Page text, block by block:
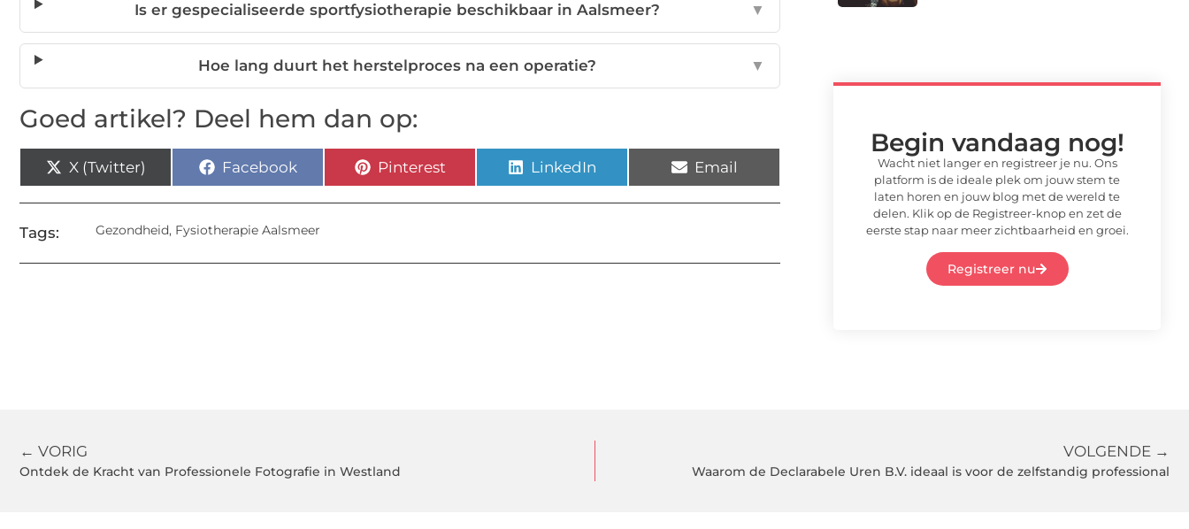
Is er gespecialiseerde sportfysiotherapie beschikbaar in Aalsmeer? ▼
Hoe lang duurt het herstelproces na een operatie? ▼
Goed artikel? Deel hem dan op:
X (Twitter) Facebook Pinterest LinkedIn Email
Tags: Gezondheid, Fysiotherapie Aalsmeer
Begin vandaag nog!
Wacht niet langer en registreer je nu. Ons
platform is de ideale plek om jouw stem te
laten horen en jouw blog met de wereld te
delen. Klik op de Registreer-knop en zet de
eerste stap naar meer zichtbaarheid en groei.
Registreer nu
← VORIG
Ontdek de Kracht van Professionele Fotografie in Westland
VOLGENDE →
Waarom de Declarabele Uren B.V. ideaal is voor de zelfstandig professional